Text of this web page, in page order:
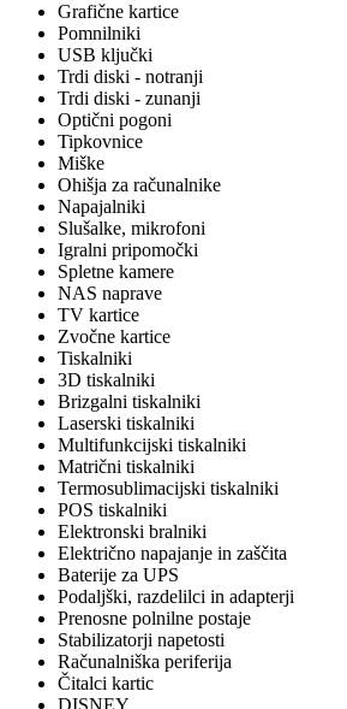
Grafične kartice
Pomnilniki
USB ključki
Trdi diski - notranji
Trdi diski - zunanji
Optični pogoni
Tipkovnice
Miške
Ohišja za računalnike
Napajalniki
Slušalke, mikrofoni
Igralni pripomočki
Spletne kamere
NAS naprave
TV kartice
Zvočne kartice
Tiskalniki
3D tiskalniki
Brizgalni tiskalniki
Laserski tiskalniki
Multifunkcijski tiskalniki
Matrični tiskalniki
Termosublimacijski tiskalniki
POS tiskalniki
Elektronski bralniki
Električno napajanje in zaščita
Baterije za UPS
Podaljški, razdelilci in adapterji
Prenosne polnilne postaje
Stabilizatorji napetosti
Računalniška periferija
Čitalci kartic
DISNEY